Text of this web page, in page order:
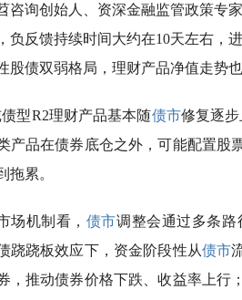
咨询创始人、资深金融监管政策专
负反馈持续时间大约在10天左右，
股债双弱格局，理财产品净值走势也
债型R2理财产品基本随债市修复逐
产品在债券底仓之外，可能配置股
拖累。
场机制看， 债市调整会通过多条
跷跷板效应下，资金阶段性从债市
，推动债券价格下跌、收益率上行